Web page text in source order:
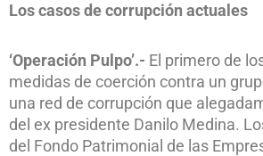
Los casos de corrupción actuales
‘Operación Pulpo’.- El primero de
medidas de coerción contra un
una red de corrupción que
del ex presidente Danilo Medina.
del Fondo Patrimonial de las